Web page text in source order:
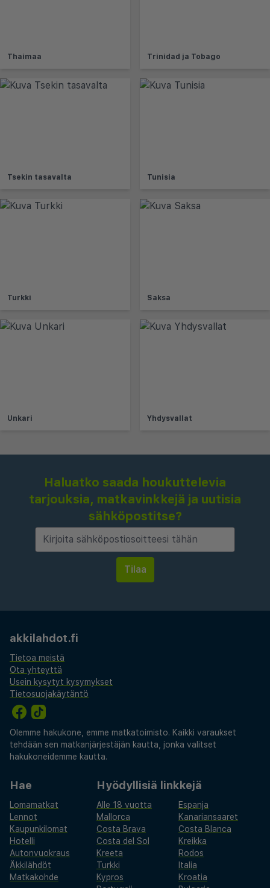
Thaimaa Trinidad ja Tobago
Tsekin tasavalta Tunisia
Turkki Saksa
Unkari Yhdysvallat
Haluatko saada houkuttelevia
tarjouksia, matkavinkkejä ja uutisia
sähköpostitse?
akkilahdot.fi
Tietoa meistä
Ota yhteyttä
Usein kysytyt kysymykset
Tietosuojakäytäntö
Olemme hakukone, emme matkatoimisto. Kaikki varaukset
tehdään sen matkanjärjestäjän kautta, jonka valitset
hakukoneidemme kautta.
Hae
Lomamatkat
Lennot
Kaupunkilomat
Hotelli
Autonvuokraus
Äkkilähdöt
Matkakohde
Hyödyllisiä linkkejä
Alle 18 vuotta
Espanja
Mallorca
Kanariansaaret
Costa Brava
Costa Blanca
Costa del Sol
Kreikka
Kreeta
Rodos
Turkki
Italia
Kypros
Kroatia